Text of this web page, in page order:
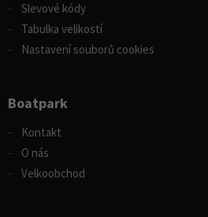
Slevové kódy
Tabulka velikostí
Nastavení souborů cookies
Boatpark
Kontakt
O nás
Velkoobchod